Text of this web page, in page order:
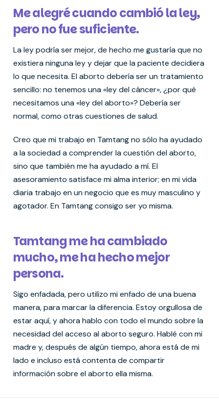
Me alegré cuando cambió la ley,
pero no fue suficiente.
La ley podría ser mejor, de hecho me gustaría que no
existiera ninguna ley y dejar que la paciente decidiera
lo que necesita. El aborto debería ser un tratamiento
sencillo: no tenemos una «ley del cáncer», ¿por qué
necesitamos una «ley del aborto»? Debería ser
normal, como otras cuestiones de salud.
Creo que mi trabajo en Tamtang no sólo ha ayudado
a la sociedad a comprender la cuestión del aborto,
sino que también me ha ayudado a mí. El
asesoramiento satisface mi alma interior; en mi vida
diaria trabajo en un negocio que es muy masculino y
agotador. En Tamtang consigo ser yo misma.
Tamtang me ha cambiado
mucho, me ha hecho mejor
persona.
Sigo enfadada, pero utilizo mi enfado de una buena
manera, para marcar la diferencia. Estoy orgullosa de
estar aquí, y ahora hablo con todo el mundo sobre la
necesidad del acceso al aborto seguro. Hablé con mi
madre y, después de algún tiempo, ahora está de mi
lado e incluso está contenta de compartir
información sobre el aborto ella misma.